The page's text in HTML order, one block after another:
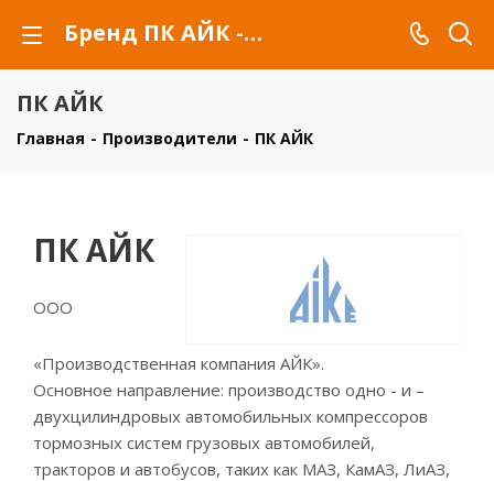
Бренд ПК АЙК - купить товары бренда ПК АЙК
ПК АЙК
Главная - Производители - ПК АЙК
ПК АЙК
ООО
«Производственная компания АЙК».
Основное направление: производство одно - и –
двухцилиндровых автомобильных компрессоров
тормозных систем грузовых автомобилей,
тракторов и автобусов, таких как МАЗ, КамАЗ, ЛиАЗ,